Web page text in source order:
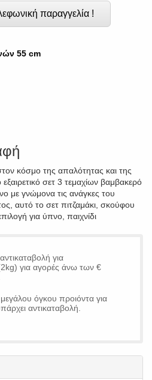
παραγγελία !
55 cm
κόσμο της απαλότητας και της
σετ 3 τεμαχίων βαμβακερό
με γνώμονα τις ανάγκες του
αυτό το σετ πιτζαμάκι, σκούφου
για ύπνο, παιχνίδι
για
για αγορές άνω των €
όγκου προιόντα για
αντικαταβολή.